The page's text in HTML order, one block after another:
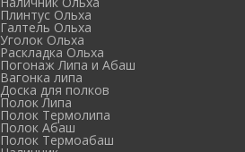
Плинтус Ольха
Галтель Ольха
Уголок Ольха
Раскладка Ольха
Погонаж Липа и Абаш
Вагонка липа
Доска для полков
Полок Липа
Полок Термолипа
Полок Абаш
Полок Термоабаш